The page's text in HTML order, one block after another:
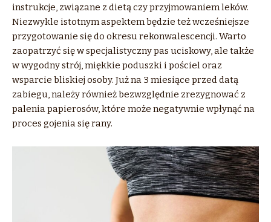
instrukcje, związane z dietą czy przyjmowaniem leków.
Niezwykle istotnym aspektem będzie też wcześniejsze
przygotowanie się do okresu rekonwalescencji. Warto
zaopatrzyć się w specjalistyczny pas uciskowy, ale także
w wygodny strój, miękkie poduszki i pościel oraz
wsparcie bliskiej osoby. Już na 3 miesiące przed datą
zabiegu, należy również bezwzględnie zrezygnować z
palenia papierosów, które może negatywnie wpłynąć na
proces gojenia się rany.